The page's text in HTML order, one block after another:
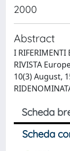
2000
Abstract
I RIFERIMENTI
RIVISTA
10(3) August,
Scheda
Scheda